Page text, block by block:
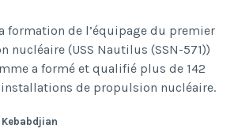
formation de l’équipage du premier
nucléaire (USS Nautilus (SSN-571))
a formé et qualifié plus de 142
de propulsion nucléaire.